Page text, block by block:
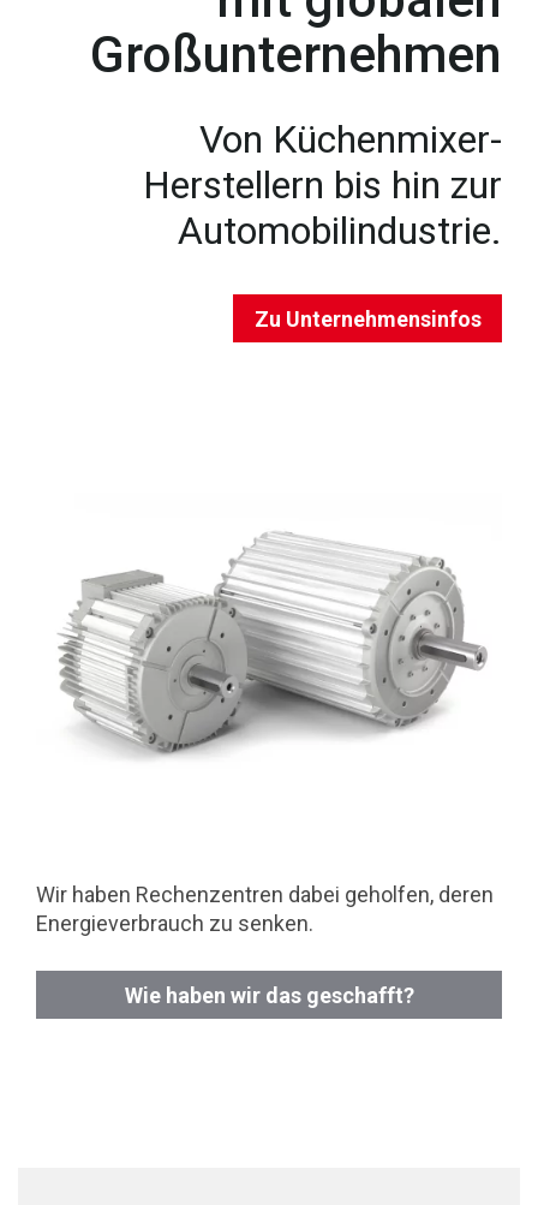
Großunternehmen
Von Küchenmixer-
Herstellern bis hin zur
Automobilindustrie.
Zu Unternehmensinfos
Wir haben Rechenzentren dabei geholfen, deren
Energieverbrauch zu senken.
Wie haben wir das geschafft?